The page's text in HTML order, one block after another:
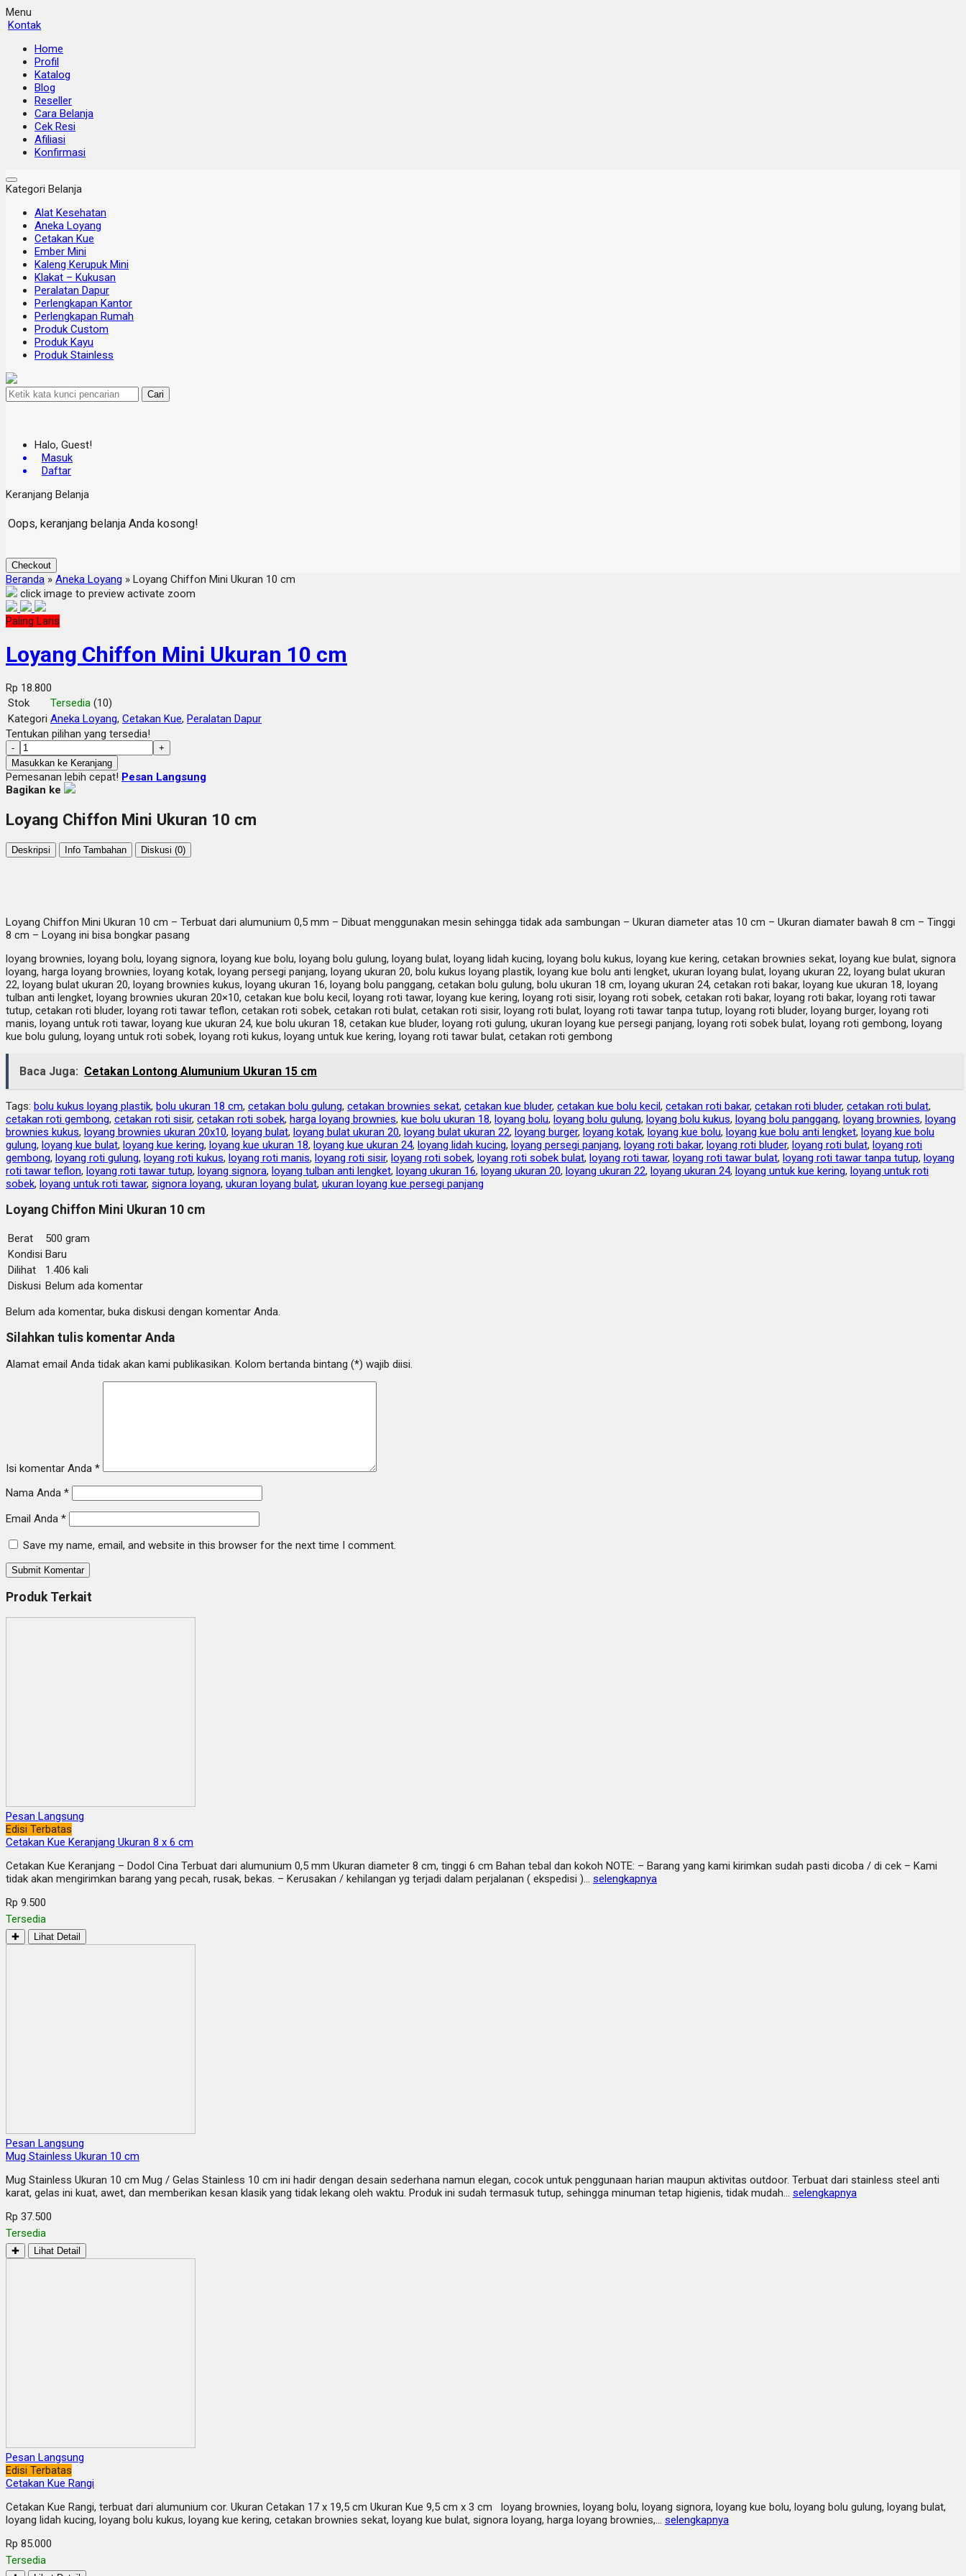
Menu
Kontak
Home
Profil
Katalog
Blog
Reseller
Cara Belanja
Cek Resi
Afiliasi
Konfirmasi
Kategori Belanja
Alat Kesehatan
Aneka Loyang
Cetakan Kue
Ember Mini
Kaleng Kerupuk Mini
Klakat – Kukusan
Peralatan Dapur
Perlengkapan Kantor
Perlengkapan Rumah
Produk Custom
Produk Kayu
Produk Stainless
Cari
Halo, Guest!
Masuk
Daftar
Keranjang Belanja
Oops, keranjang belanja Anda kosong!
Checkout
Beranda » Aneka Loyang » Loyang Chiffon Mini Ukuran 10 cm
click image to preview activate zoom
Paling Laris
Loyang Chiffon Mini Ukuran 10 cm
Rp 18.800
Stok
Tersedia (10)
Kategori Aneka Loyang, Cetakan Kue, Peralatan Dapur
Tentukan pilihan yang tersedia!
-
+
Masukkan ke Keranjang
Pemesanan lebih cepat! Pesan Langsung
Bagikan ke
Loyang Chiffon Mini Ukuran 10 cm
Deskripsi Info Tambahan Diskusi (0)
Loyang Chiffon Mini Ukuran 10 cm – Terbuat dari alumunium 0,5 mm – Dibuat menggunakan mesin sehingga tidak ada sambungan – Ukuran diameter atas 10 cm – Ukuran diamater bawah 8 cm – Tinggi
8 cm – Loyang ini bisa bongkar pasang
loyang brownies, loyang bolu, loyang signora, loyang kue bolu, loyang bolu gulung, loyang bulat, loyang lidah kucing, loyang bolu kukus, loyang kue kering, cetakan brownies sekat, loyang kue bulat, signora
loyang, harga loyang brownies, loyang kotak, loyang persegi panjang, loyang ukuran 20, bolu kukus loyang plastik, loyang kue bolu anti lengket, ukuran loyang bulat, loyang ukuran 22, loyang bulat ukuran
22, loyang bulat ukuran 20, loyang brownies kukus, loyang ukuran 16, loyang bolu panggang, cetakan bolu gulung, bolu ukuran 18 cm, loyang ukuran 24, cetakan roti bakar, loyang kue ukuran 18, loyang
tulban anti lengket, loyang brownies ukuran 20×10, cetakan kue bolu kecil, loyang roti tawar, loyang kue kering, loyang roti sisir, loyang roti sobek, cetakan roti bakar, loyang roti bakar, loyang roti tawar
tutup, cetakan roti bluder, loyang roti tawar teflon, cetakan roti sobek, cetakan roti bulat, cetakan roti sisir, loyang roti bulat, loyang roti tawar tanpa tutup, loyang roti bluder, loyang burger, loyang roti
manis, loyang untuk roti tawar, loyang kue ukuran 24, kue bolu ukuran 18, cetakan kue bluder, loyang roti gulung, ukuran loyang kue persegi panjang, loyang roti sobek bulat, loyang roti gembong, loyang
kue bolu gulung, loyang untuk roti sobek, loyang roti kukus, loyang untuk kue kering, loyang roti tawar bulat, cetakan roti gembong
Baca Juga: Cetakan Lontong Alumunium Ukuran 15 cm
Tags: bolu kukus loyang plastik, bolu ukuran 18 cm, cetakan bolu gulung, cetakan brownies sekat, cetakan kue bluder, cetakan kue bolu kecil, cetakan roti bakar, cetakan roti bluder, cetakan roti bulat,
cetakan roti gembong, cetakan roti sisir, cetakan roti sobek, harga loyang brownies, kue bolu ukuran 18, loyang bolu, loyang bolu gulung, loyang bolu kukus, loyang bolu panggang, loyang brownies, loyang
brownies kukus, loyang brownies ukuran 20x10, loyang bulat, loyang bulat ukuran 20, loyang bulat ukuran 22, loyang burger, loyang kotak, loyang kue bolu, loyang kue bolu anti lengket, loyang kue bolu
gulung, loyang kue bulat, loyang kue kering, loyang kue ukuran 18, loyang kue ukuran 24, loyang lidah kucing, loyang persegi panjang, loyang roti bakar, loyang roti bluder, loyang roti bulat, loyang roti
gembong, loyang roti gulung, loyang roti kukus, loyang roti manis, loyang roti sisir, loyang roti sobek, loyang roti sobek bulat, loyang roti tawar, loyang roti tawar bulat, loyang roti tawar tanpa tutup, loyang
roti tawar teflon, loyang roti tawar tutup, loyang signora, loyang tulban anti lengket, loyang ukuran 16, loyang ukuran 20, loyang ukuran 22, loyang ukuran 24, loyang untuk kue kering, loyang untuk roti
sobek, loyang untuk roti tawar, signora loyang, ukuran loyang bulat, ukuran loyang kue persegi panjang
Loyang Chiffon Mini Ukuran 10 cm
Berat
500 gram
Kondisi Baru
Dilihat
1.406 kali
Diskusi Belum ada komentar
Belum ada komentar, buka diskusi dengan komentar Anda.
Silahkan tulis komentar Anda
Alamat email Anda tidak akan kami publikasikan. Kolom bertanda bintang (*) wajib diisi.
Isi komentar Anda *
Nama Anda *
Email Anda *
Save my name, email, and website in this browser for the next time I comment.
Produk Terkait
Pesan Langsung
Edisi Terbatas
Cetakan Kue Keranjang Ukuran 8 x 6 cm
Cetakan Kue Keranjang – Dodol Cina Terbuat dari alumunium 0,5 mm Ukuran diameter 8 cm, tinggi 6 cm Bahan tebal dan kokoh NOTE: – Barang yang kami kirimkan sudah pasti dicoba / di cek – Kami
tidak akan mengirimkan barang yang pecah, rusak, bekas. – Kerusakan / kehilangan yg terjadi dalam perjalanan ( ekspedisi )… selengkapnya
Rp 9.500
Tersedia
✚ Lihat Detail
Pesan Langsung
Mug Stainless Ukuran 10 cm
Mug Stainless Ukuran 10 cm Mug / Gelas Stainless 10 cm ini hadir dengan desain sederhana namun elegan, cocok untuk penggunaan harian maupun aktivitas outdoor. Terbuat dari stainless steel anti
karat, gelas ini kuat, awet, dan memberikan kesan klasik yang tidak lekang oleh waktu. Produk ini sudah termasuk tutup, sehingga minuman tetap higienis, tidak mudah… selengkapnya
Rp 37.500
Tersedia
✚ Lihat Detail
Pesan Langsung
Edisi Terbatas
Cetakan Kue Rangi
Cetakan Kue Rangi, terbuat dari alumunium cor. Ukuran Cetakan 17 x 19,5 cm Ukuran Kue 9,5 cm x 3 cm loyang brownies, loyang bolu, loyang signora, loyang kue bolu, loyang bolu gulung, loyang bulat,
loyang lidah kucing, loyang bolu kukus, loyang kue kering, cetakan brownies sekat, loyang kue bulat, signora loyang, harga loyang brownies,… selengkapnya
Rp 85.000
Tersedia